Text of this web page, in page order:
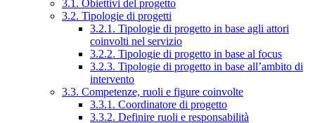
3.1. Obiettivi del progetto
3.2. Tipologie di progetti
3.2.1. Tipologie di progetto in base agli attori
coinvolti nel servizio
3.2.2. Tipologie di progetto in base al focus
3.2.3. Tipologie di progetto in base all’ambito di
intervento
3.3. Competenze, ruoli e figure coinvolte
3.3.1. Coordinatore di progetto
3.3.2. Definire ruoli e responsabilità